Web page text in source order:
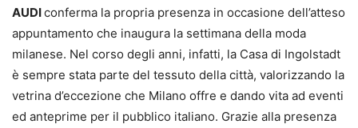
AUDIconferma la propria presenza in occasione dell’atteso
appuntamento che inaugura la settimana della moda
milanese. Nel corso degli anni, infatti, la Casa di Ingolstadt
è sempre stata parte del tessuto della città, valorizzando la
vetrina d’eccezione che Milano offre e dando vita ad eventi
ed anteprime per il pubblico italiano. Grazie alla presenza